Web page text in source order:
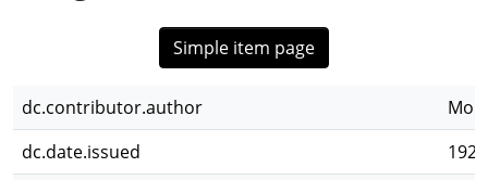
Simple item page
dc.contributor.author
dc.date.issued
1928